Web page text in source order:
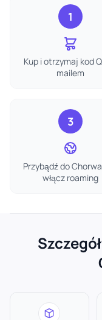
1
Kup i otrzymaj kod
mailem
3
Przybądź do
włącz roaming